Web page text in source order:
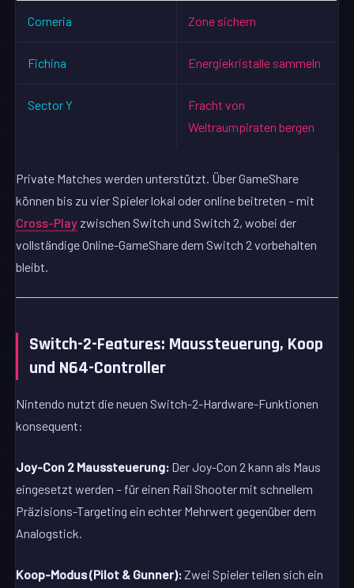
Corneria Zone sichern
Fichina Energiekristalle sammeln
Sector Y
Fracht von
Weltraumpiraten bergen
Private Matches werden unterstützt. Über GameShare
können bis zu vier Spieler lokal oder online beitreten – mit
Cross-Play zwischen Switch und Switch 2, wobei der
vollständige Online-GameShare dem Switch 2 vorbehalten
bleibt.
Switch-2-Features: Maussteuerung, Koop
und N64-Controller
Nintendo nutzt die neuen Switch-2-Hardware-Funktionen
konsequent:
Joy-Con 2 Maussteuerung: Der Joy-Con 2 kann als Maus
eingesetzt werden – für einen Rail Shooter mit schnellem
Präzisions-Targeting ein echter Mehrwert gegenüber dem
Analogstick.
Koop-Modus (Pilot & Gunner):Zwei Spieler teilen sich ein